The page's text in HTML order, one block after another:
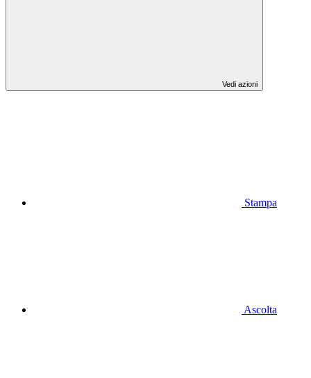
Vedi azioni
Stampa
Ascolta